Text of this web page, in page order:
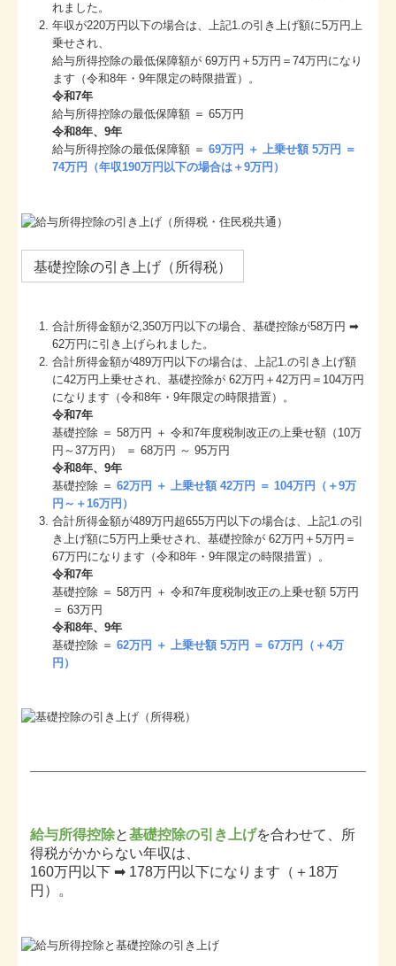
れました。
年収が220万円以下の場合は、上記1.の引き上げ額に5万円上
乗せされ、
給与所得控除の最低保障額が 69万円＋5万円＝74万円になり
ます（令和8年・9年限定の時限措置）。
令和7年
給与所得控除の最低保障額 ＝ 65万円
令和8年、9年
給与所得控除の最低保障額 ＝69万円 ＋ 上乗せ額 5万円 ＝
74万円（年収190万円以下の場合は＋9万円）
基礎控除の引き上げ（所得税）
合計所得⾦額が2,350万円以下の場合、基礎控除が58万円 ➡
62万円に引き上げられました。
合計所得⾦額が489万円以下の場合は、上記1.の引き上げ額
に42万円上乗せされ、基礎控除が 62万円＋42万円＝104万円
になります（令和8年・9年限定の時限措置）。
令和7年
基礎控除 ＝ 58万円 ＋ 令和7年度税制改正の上乗せ額（10万
円～37万円） ＝ 68万円 ～ 95万円
令和8年、9年
基礎控除 ＝62万円 ＋ 上乗せ額 42万円 ＝ 104万円（＋9万
円～＋16万円）
合計所得⾦額が489万円超655万円以下の場合は、上記1.の引
き上げ額に5万円上乗せされ、基礎控除が 62万円＋5万円＝
67万円になります（令和8年・9年限定の時限措置）。
令和7年
基礎控除 ＝ 58万円 ＋ 令和7年度税制改正の上乗せ額 5万円
＝ 63万円
令和8年、9年
基礎控除 ＝62万円 ＋ 上乗せ額 5万円 ＝ 67万円（＋4万
円）
給与所得控除と基礎控除の引き上げを合わせて、所
得税がかからない年収は、
160万円以下 ➡ 178万円以下になります（＋18万
円）。